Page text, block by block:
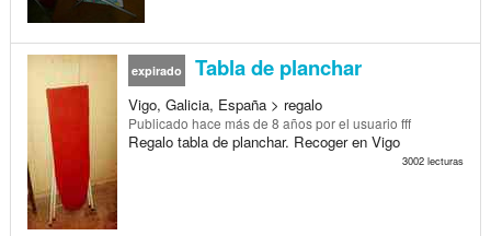
expirado Tabla de planchar
Vigo, Galicia, España > regalo
Publicado hace más de 8 añospor el usuario fff
Regalo tabla de planchar. Recoger en Vigo
3002 lecturas